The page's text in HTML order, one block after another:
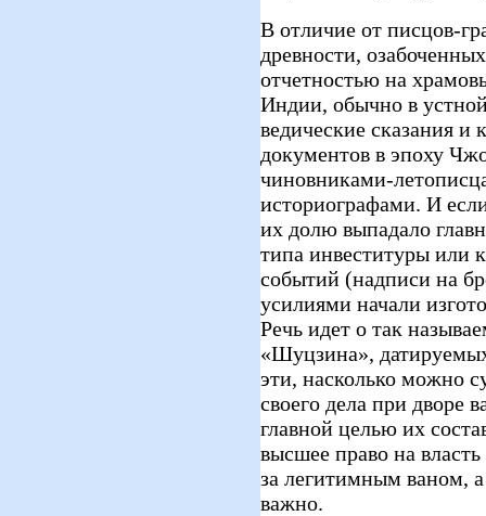
В отличие от писцов-
древности,
отчетностью на
Индии, обычно в
ведические сказания и
документов в эпоху
чиновниками-
историографами. И
их долю выпадало
типа инвеституры или
событий (надписи на
усилиями начали
Речь идет о так
«Шуцзина»,
эти, насколько можно
своего дела при дворе
главной целью их
высшее право на
за легитимным ваном,
важно.